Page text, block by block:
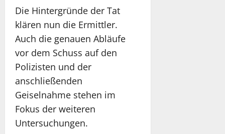
Die Hintergründe der Tat
klären nun die Ermittler.
Auch die genauen Abläufe
vor dem Schuss auf den
Polizisten und der
anschließenden
Geiselnahme stehen im
Fokus der weiteren
Untersuchungen.